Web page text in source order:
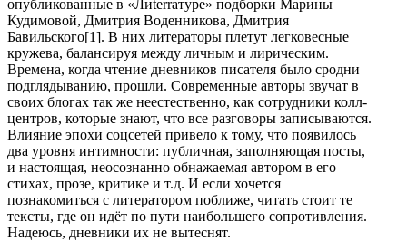
опубликованные в «Лиterraтуре» подборки Марины
Кудимовой, Дмитрия Воденникова, Дмитрия
Бавильского[1]. В них литераторы плетут легковесные
кружева, балансируя между личным и лирическим.
Времена, когда чтение дневников писателя было сродни
подглядыванию, прошли. Современные авторы звучат в
своих блогах так же неестественно, как сотрудники колл-
центров, которые знают, что все разговоры записываются.
Влияние эпохи соцсетей привело к тому, что появилось
два уровня интимности: публичная, заполняющая посты,
и настоящая, неосознанно обнажаемая автором в его
стихах, прозе, критике и т.д. И если хочется
познакомиться с литератором поближе, читать стоит те
тексты, где он идёт по пути наибольшего сопротивления.
Надеюсь, дневники их не вытеснят.